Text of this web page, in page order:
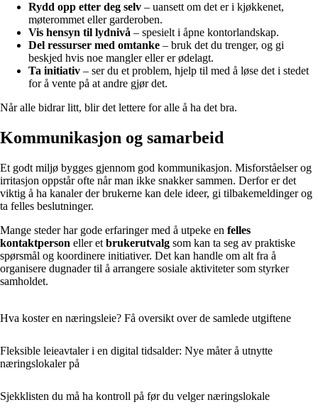
Rydd opp etter deg selv – uansett om det er i kjøkkenet,
møterommet eller garderoben.
Vis hensyn til lydnivå – spesielt i åpne kontorlandskap.
Del ressurser med omtanke – bruk det du trenger, og gi
beskjed hvis noe mangler eller er ødelagt.
Ta initiativ – ser du et problem, hjelp til med å løse det i stedet
for å vente på at andre gjør det.
Når alle bidrar litt, blir det lettere for alle å ha det bra.
Kommunikasjon og samarbeid
Et godt miljø bygges gjennom god kommunikasjon. Misforståelser og
irritasjon oppstår ofte når man ikke snakker sammen. Derfor er det
viktig å ha kanaler der brukerne kan dele ideer, gi tilbakemeldinger og
ta felles beslutninger.
Mange steder har gode erfaringer med å utpeke en felles
kontaktperson eller et brukerutvalg som kan ta seg av praktiske
spørsmål og koordinere initiativer. Det kan handle om alt fra å
organisere dugnader til å arrangere sosiale aktiviteter som styrker
samholdet.
Hva koster en næringsleie? Få oversikt over de samlede utgiftene
Fleksible leieavtaler i en digital tidsalder: Nye måter å utnytte
næringslokaler på
Sjekklisten du må ha kontroll på før du velger næringslokale